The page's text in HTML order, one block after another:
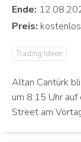
Ende:
Preis:
Trading Ideen
Altan Cantürk
um 8:15 Uhr
Street am